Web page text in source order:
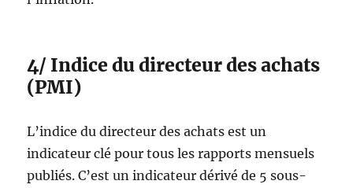
4/ Indice du directeur des achats
(PMI)
L’indice du directeur des achats est un
indicateur clé pour tous les rapports mensuels
publiés. C’est un indicateur dérivé de 5 sous-